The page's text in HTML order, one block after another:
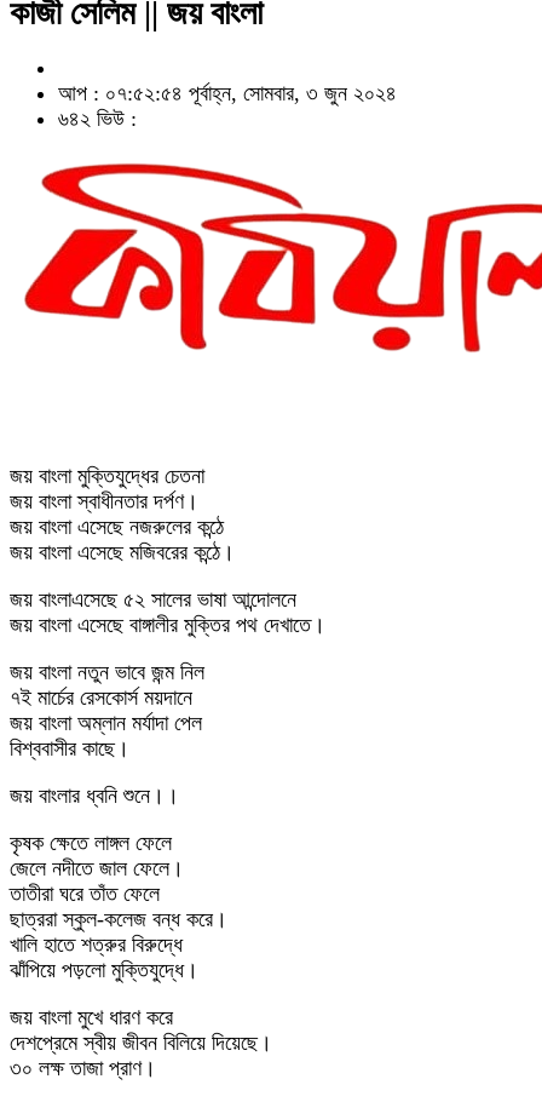
কাজী সেলিম || জয় বাংলা
আপ : ০৭:৫২:৫৪ পূর্বাহ্ন, সোমবার, ৩ জুন ২০২৪
৬৪২ ভিউ :
জয় বাংলা মুক্তিযুদ্ধের চেতনা
জয় বাংলা স্বাধীনতার দর্পণ।
জয় বাংলা এসেছে নজরুলের কন্ঠে
জয় বাংলা এসেছে মজিবরের কন্ঠে।
জয় বাংলাএসেছে ৫২ সালের ভাষা আন্দোলনে
জয় বাংলা এসেছে বাঙ্গালীর মুক্তির পথ দেখাতে।
জয় বাংলা নতুন ভাবে জন্ম নিল
৭ই মার্চের রেসকোর্স ময়দানে
জয় বাংলা অম্লান মর্যাদা পেল
বিশ্ববাসীর কাছে।
জয় বাংলার ধ্বনি শুনে।।
কৃষক ক্ষেতে লাঙ্গল ফেলে
জেলে নদীতে জাল ফেলে।
তাতীরা ঘরে তাঁত ফেলে
ছাত্ররা স্কুল-কলেজ বন্ধ করে।
খালি হাতে শত্রুর বিরুদ্ধে
ঝাঁপিয়ে পড়লো মুক্তিযুদ্ধে।
জয় বাংলা মুখে ধারণ করে
দেশপ্রেমে স্বীয় জীবন বিলিয়ে দিয়েছে।
৩০ লক্ষ তাজা প্রাণ।